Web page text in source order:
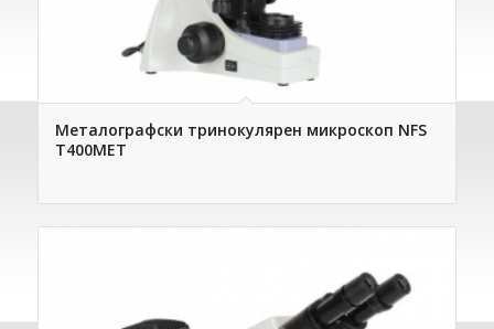
Металографски тринокулярен микроскоп NFS
T400МЕТ